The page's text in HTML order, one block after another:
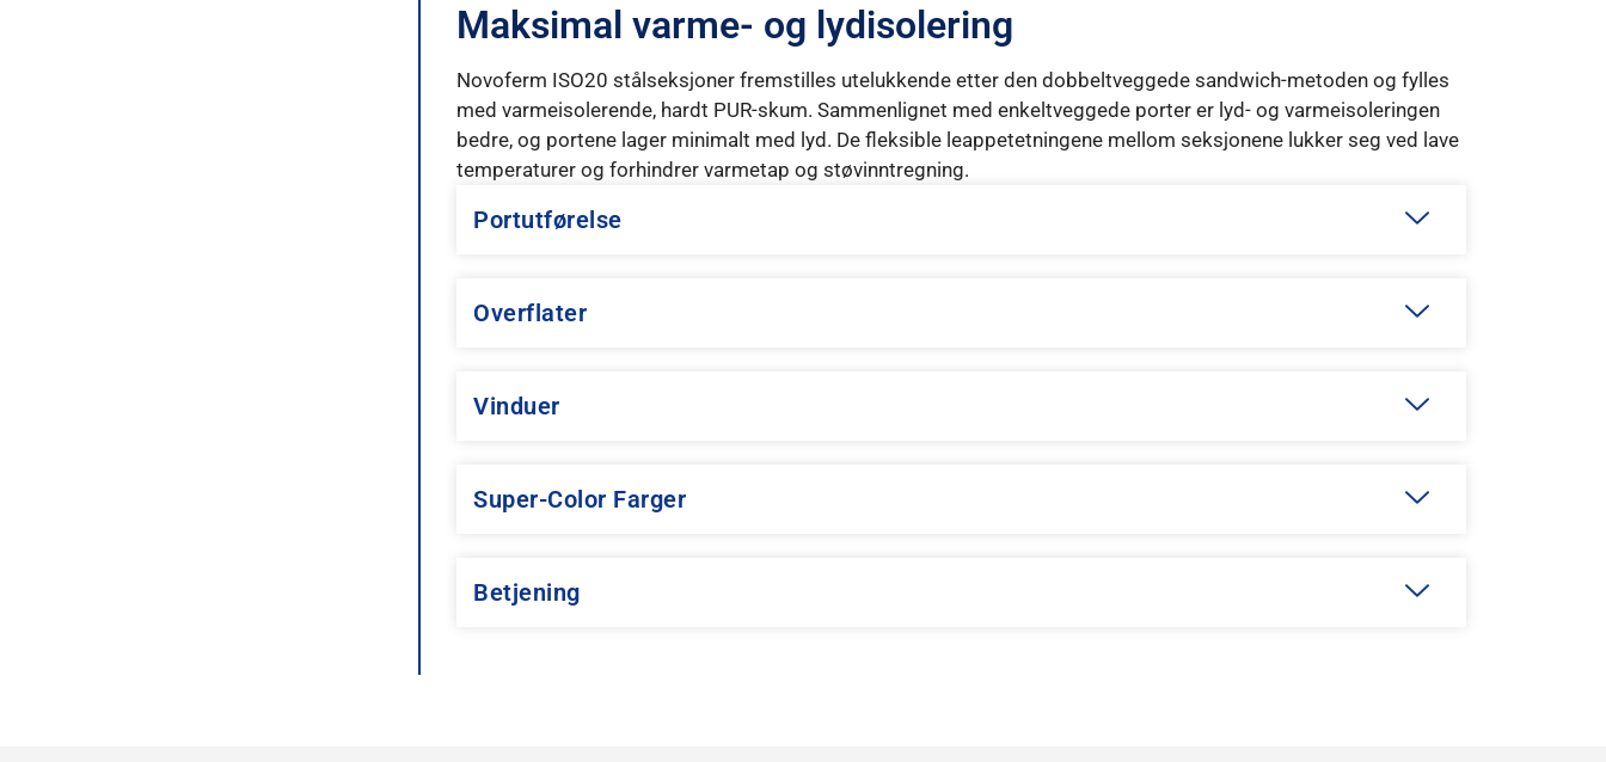
Maksimal varme- og lydisolering
Novoferm ISO20 stålseksjoner fremstilles utelukkende etter den dobbeltveggede sandwich-metoden og fylles
med varmeisolerende, hardt PUR-skum. Sammenlignet med enkeltveggede porter er lyd- og varmeisoleringen
bedre, og portene lager minimalt med lyd. De fleksible leappetetningene mellom seksjonene lukker seg ved lave
temperaturer og forhindrer varmetap og støvinntregning.
Portutførelse
Overflater
Vinduer
Super-Color Farger
Betjening